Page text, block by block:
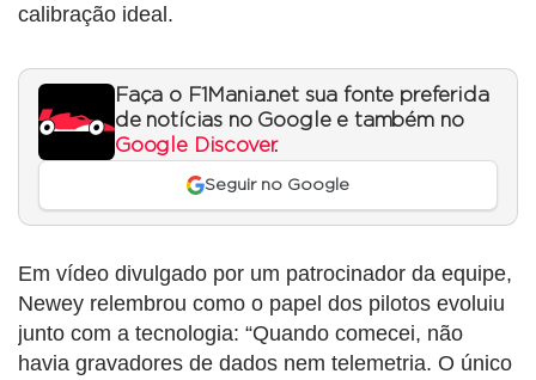
calibração ideal.
Faça o F1Mania.net sua fonte preferida
de notícias no Google e também no
Google Discover.
Seguir no Google
Em vídeo divulgado por um patrocinador da equipe,
Newey relembrou como o papel dos pilotos evoluiu
junto com a tecnologia: “Quando comecei, não
havia gravadores de dados nem telemetria. O único